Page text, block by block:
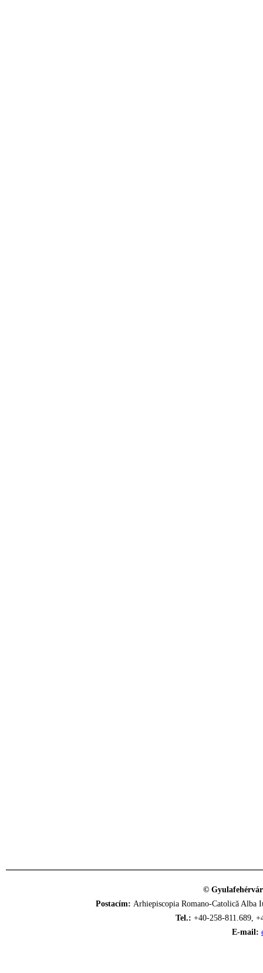
©
Postacím: Arhiepiscopia Romano-Catolică
Tel.: +40-258-811.689,
E-mail: